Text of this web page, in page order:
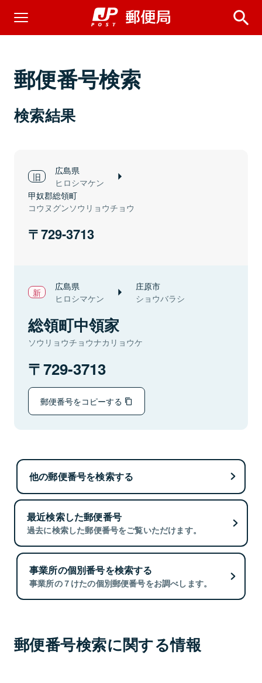
郵便番号検索
検索結果
広島県
ヒロシマケン
甲奴郡総領町
コウヌグンソウリョウチョウ
729-3713
広島県
ヒロシマケン
庄原市
ショウバラシ
総領町中領家
ソウリョウチョウナカリョウケ
729-3713
郵便番号をコピーする
他の郵便番号を検索する
最近検索した郵便番号
過去に検索した郵便番号をご覧いただけます。
事業所の個別番号を検索する
事業所の７けたの個別郵便番号をお調べします。
郵便番号検索に関する情報